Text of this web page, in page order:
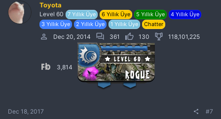
i
n
Toyota
Level 60 7 Yıllık Üye 6 Yıllık Üye 5 Yıllık Üye
4 Yıllık Üye
3 Yıllık Üye
2 Yıllık Üye 1 Yıllık Üye Chatter
Dec 20, 2014 361 130 118,101,225
3,814
Dec 18, 2017 #7